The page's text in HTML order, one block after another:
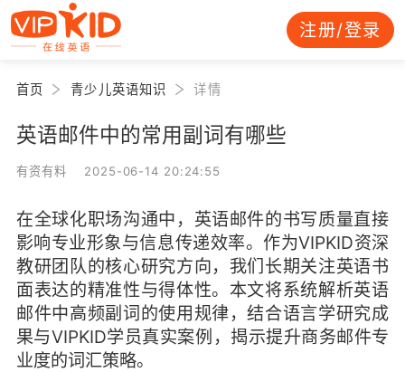
注册/登录
首页 青少儿英语知识 详情
英语邮件中的常用副词有哪些
有资有料 2025-06-14 20:24:55
在全球化职场沟通中，英语邮件的书写质量直接
影响专业形象与信息传递效率。作为VIPKID资深
教研团队的核心研究方向，我们长期关注英语书
面表达的精准性与得体性。本文将系统解析英语
邮件中高频副词的使用规律，结合语言学研究成
果与VIPKID学员真实案例，揭示提升商务邮件专
业度的词汇策略。